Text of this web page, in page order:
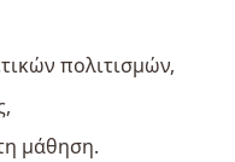
πολιτισμών,
μάθηση.